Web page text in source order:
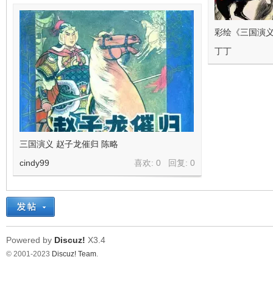
彩绘《三国演
丁丁
三国演义 赵子龙催归 陈略
喜欢: 0 回复: 0
cindy99
Powered by Discuz! X3.4
© 2001-2023 Discuz! Team.